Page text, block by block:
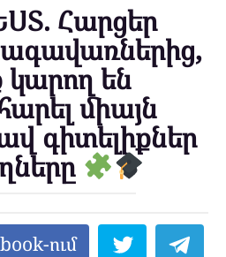
Հարցեր
կարող են
միայն
գիտելիքներ
ում